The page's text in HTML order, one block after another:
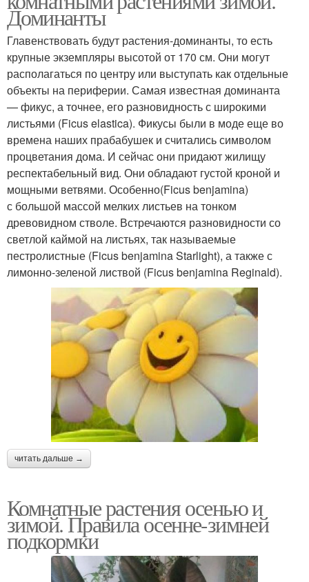
Доминанты
Главенствовать будут растения-доминанты, то есть
крупные экземпляры высотой от 170 см. Они могут
располагаться по центру или выступать как отдельные
объекты на периферии. Самая известная доминанта
— фикус, а точнее, его разновидность с широкими
листьями (Ficus elastica). Фикусы были в моде еще во
времена наших прабабушек и считались символом
процветания дома. И сейчас они придают жилищу
респектабельный вид. Они обладают густой кроной и
мощными ветвями. Особенно(Ficus benjamina)
с большой массой мелких листьев на тонком
древовидном стволе. Встречаются разновидности со
светлой каймой на листьях, так называемые
пестролистные (Ficus benjamina Starlight), а также с
лимонно-зеленой листвой (Ficus benjamina Reginald).
читать дальше →
Комнатные растения осенью и
зимой. Правила осенне-зимней
подкормки